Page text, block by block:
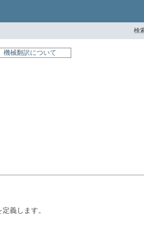
検
機械翻訳について
義します。